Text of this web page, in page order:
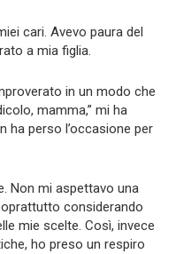
cari. Avevo paura del
a mia figlia.
in un modo che
mamma,” mi ha
ha perso l’occasione per
Non mi aspettavo una
considerando
mie scelte. Così, invece
ho preso un respiro